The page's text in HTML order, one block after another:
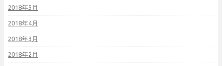
2018年5月
2018年4月
2018年3月
2018年2月